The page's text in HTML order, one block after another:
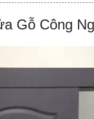
Gỗ Công